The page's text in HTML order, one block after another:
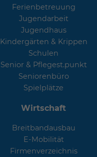
Ferienbetreuung
Jugendarbeit
Jugendhaus
Kindergärten & Krippen
Schulen
Senior & Pflegest.punkt
Seniorenbüro
Spielplätze
Wirtschaft
Breitbandausbau
E-Mobilität
Firmenverzeichnis